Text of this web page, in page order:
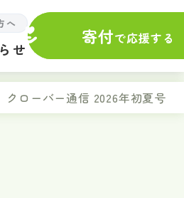
へ
せ
寄付で応援する
クローバー通信 2026年初夏号